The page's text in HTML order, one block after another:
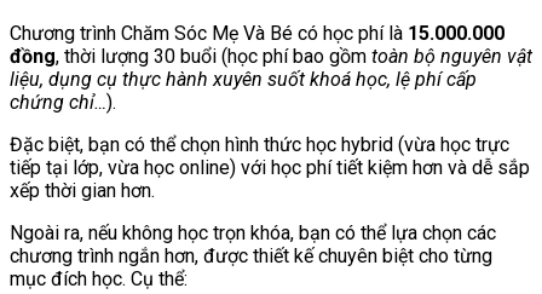
Chương trình Chăm Sóc Mẹ Và Bé có học phí là 15.000.000
đồng, thời lượng 30 buổi (học phí bao gồm toàn bộ nguyên vật
liệu, dụng cụ thực hành xuyên suốt khoá học, lệ phí cấp
chứng chỉ…).
Đặc biệt, bạn có thể chọn hình thức học hybrid (vừa học trực
tiếp tại lớp, vừa học online) với học phí tiết kiệm hơn và dễ sắp
xếp thời gian hơn.
Ngoài ra, nếu không học trọn khóa, bạn có thể lựa chọn các
chương trình ngắn hơn, được thiết kế chuyên biệt cho từng
mục đích học. Cụ thể: